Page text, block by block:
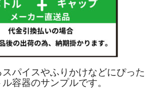
パイスやふりかけなどにぴった
容器のサンプルです。